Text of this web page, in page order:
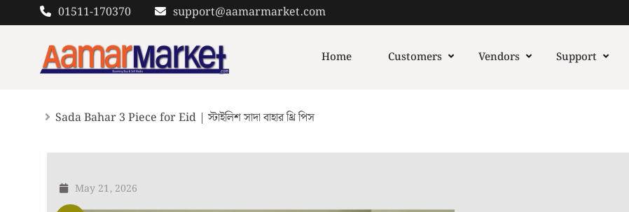
to
01511-170370 support@aamarmarket.com
Home Customers Vendors Support
Sada Bahar 3 Piece for Eid | স্টাইলিশ সাদা বাহার থ্রি পিস
May 21, 2026